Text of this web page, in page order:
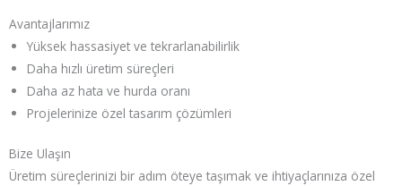
Avantajlarımız
Yüksek hassasiyet ve tekrarlanabilirlik
Daha hızlı üretim süreçleri
Daha az hata ve hurda oranı
Projelerinize özel tasarım çözümleri
Bize Ulaşın
Üretim süreçlerinizi bir adım öteye taşımak ve ihtiyaçlarınıza özel